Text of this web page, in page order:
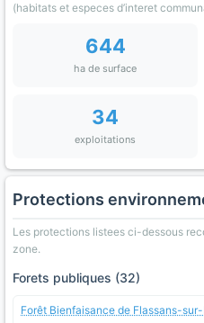
(habitats et especes d’interet
644
ha de surface
34
exploitations
Protections
Les protections listees ci-dessous
zone.
Forets publiques (32)
Forêt Bienfaisance de Flassans-